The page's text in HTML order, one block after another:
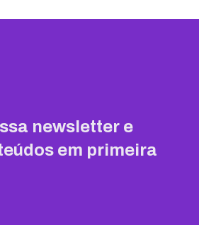
newsletter e
em primeira